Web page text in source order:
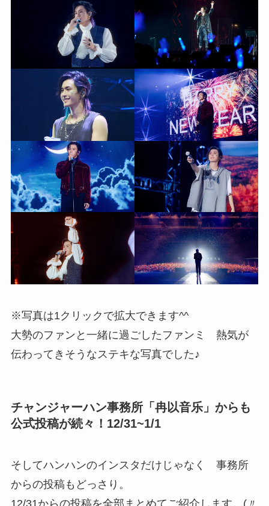
※写真は1クリックで拡大できます^^
大勢のファンと一緒に過ごしたファンミ 熱気が
伝わってきそうなステキな写真でした♪
チャンジャーハン事務所「冉以音乐」からも
公式投稿が続々！12/31~1/1
そしてハンハンのインスタだけじゃなく 事務所
からの投稿もどっさり。